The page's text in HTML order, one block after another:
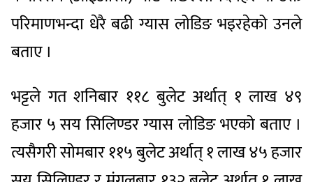
परिमाणभन्दा धेरै बढी ग्यास लोडिङ भइरहेको उनले
बताए ।
भट्टले गत शनिबार ११८ बुलेट अर्थात् १ लाख ४९
हजार ५ सय सिलिण्डर ग्यास लोडिङ भएको बताए ।
त्यसैगरी सोमबार ११५ बुलेट अर्थात् १ लाख ४५ हजार